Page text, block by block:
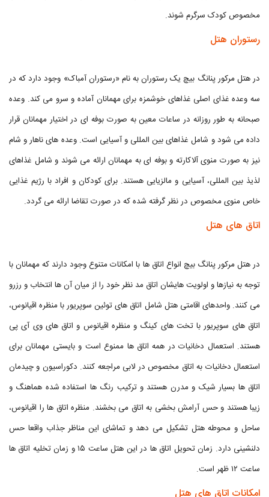
مخصوص کودک سرگرم شوند.
رستوران هتل
در هتل مرکور پنانگ بیچ یک رستوران به نام «رستوران آمباک» وجود دارد که در
سه وعده غذای اصلی غذاهای خوشمزه برای مهمانان آماده و سرو می کند. وعده
صبحانه به طور روزانه در ساعات معین به صورت بوفه ای در اختیار مهمانان قرار
داده می شود و شامل غذاهای بین المللی و آسیایی است. وعده های ناهار و شام
نیز به صورت منوی آلاکارته و بوفه ای به مهمانان ارائه می شوند و شامل غذاهای
لذیذ بین المللی، آسیایی و مالزیایی هستند. برای کودکان و افراد با رژیم غذایی
خاص منوی مخصوص در نظر گرفته شده که در صورت تقاضا ارائه می گردد.
اتاق های هتل
در هتل مرکور پنانگ بیچ انواع اتاق ها با امکانات متنوع وجود دارند که مهمانان با
توجه به نیازها و اولویت هایشان اتاق مد نظر خود را از میان آن ها انتخاب و رزرو
می کنند. واحدهای اقامتی هتل شامل اتاق های توئین سوپریور با منظره اقیانوس،
اتاق های سوپریور با تخت های کینگ و منظره اقیانوس و اتاق های وی آی پی
هستند. استعمال دخانیات در همه اتاق ها ممنوع است و بایستی مهمانان برای
استعمال دخانیات به اتاق مخصوص در لابی مراجعه کنند. دکوراسیون و چیدمان
اتاق ها بسیار شیک و مدرن هستند و ترکیب رنگ ها استفاده شده هماهنگ و
زیبا هستند و حس آرامش بخشی به اتاق می بخشند. منظره اتاق ها را اقیانوس،
ساحل و محوطه هتل تشکیل می دهد و تماشای این مناظر جذاب واقعا حس
دلنشینی دارد. زمان تحویل اتاق ها در این هتل ساعت ۱۵ و زمان تخلیه اتاق ها
ساعت ۱۲ ظهر است.